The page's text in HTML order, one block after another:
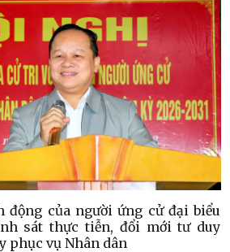
động của người ứng cử đại biểu
sát thực tiễn, đổi mới tư duy
phục vụ Nhân dân